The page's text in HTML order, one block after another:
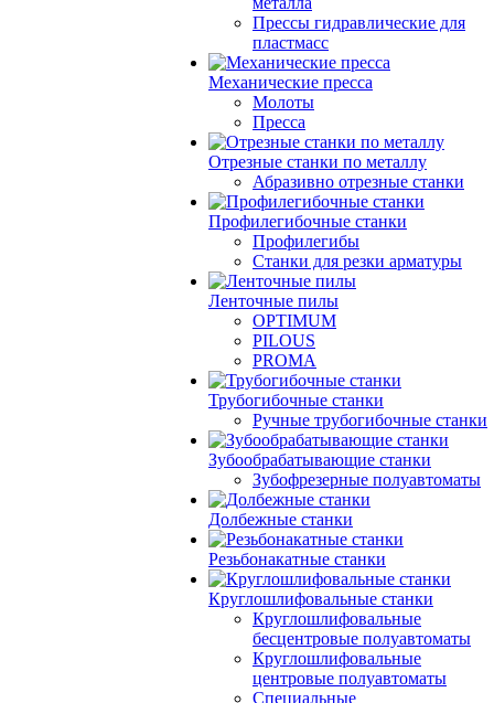
Прессы гидравлические для
пластмасс
Механические пресса
Молоты
Пресса
Отрезные станки по металлу
Абразивно отрезные станки
Профилегибочные станки
Профилегибы
Станки для резки арматуры
Ленточные пилы
OPTIMUM
PILOUS
PROMA
Трубогибочные станки
Ручные трубогибочные станки
Зубообрабатывающие станки
Зубофрезерные полуавтоматы
Долбежные станки
Резьбонакатные станки
Круглошлифовальные станки
Круглошлифовальные
бесцентровые полуавтоматы
Круглошлифовальные
центровые полуавтоматы
Специальные